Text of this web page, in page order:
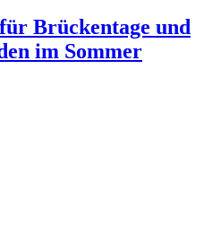
Brückentage und
im Sommer